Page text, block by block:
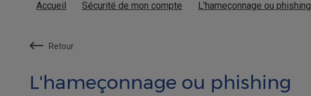
Accueil Sécurité de mon compte L'hameçonnage ou phishing
Retour
L'hameçonnage ou phishing